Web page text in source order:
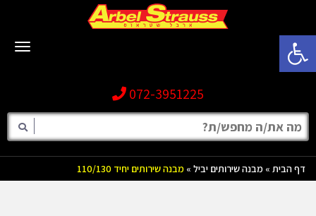
פתח סרגל נגישות
072-3951225
דף הבית » מבנה שירותים יביל » מבנה שירותים יחיד 110/130